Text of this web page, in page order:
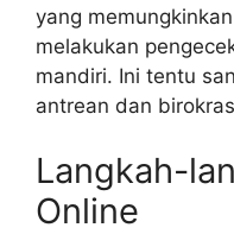
yang
melakukan
mandiri. Ini tentu
antrean dan
Langkah-
Online